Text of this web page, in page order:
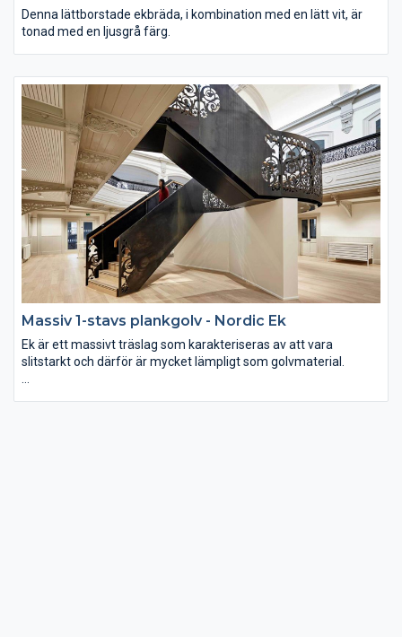
Denna lättborstade ekbräda, i kombination med en lätt vit, är
tonad med en ljusgrå färg.
Massiv 1-stavs plankgolv - Nordic Ek
Ek är ett massivt träslag som karakteriseras av att vara
slitstarkt och därför är mycket lämpligt som golvmaterial.